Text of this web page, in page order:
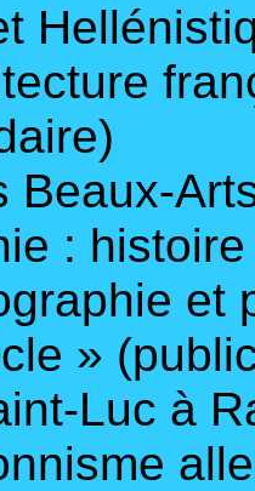
Beaux-
:
et
»
Luc à